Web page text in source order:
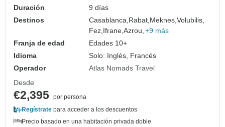
Duración
9 días
Destinos
Casablanca,Rabat,Meknes,Volubilis,
Fez,Ifrane,Azrou, +9 más
Franja de edad
Edades 10+
Idioma
Solo: Inglés, Francés
Operador
Atlas Nomads Travel
Desde
€2,395 por persona
Regístrate para acceder a los descuentos
Precio basado en una habitación privada doble